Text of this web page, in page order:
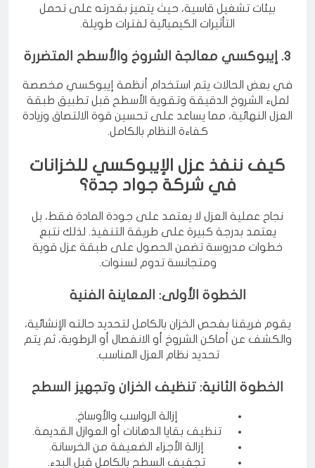
يستخدم في الخزانات التي تتعرض لمواد تنظيف قوية أو
بيئات تشغيل قاسية، حيث يتميز بقدرته على تحمل
في بعض الحالات يتم استخدام أنظمة إيبوكسي مخصصة
لملء الشروخ الدقيقة وتقوية الأسطح قبل تطبيق طبقة
العزل النهائية، مما يساعد على تحسين قوة الالتصاق وزيادة
كيف ننفذ عزل الإيبوكسي للخزانات
في شركة جواد جدة؟
نجاح عملية العزل لا يعتمد على جودة المادة فقط، بل
يعتمد بدرجة كبيرة على طريقة التنفيذ. لذلك نتبع
خطوات مدروسة تضمن الحصول على طبقة عزل قوية
يقوم فريقنا بفحص الخزان بالكامل لتحديد حالته الإنشائية،
والكشف عن أماكن الشروخ أو الانفصال أو الرطوبة، ثم يتم
إزالة الرواسب والأوساخ.
تنظيف بقايا الدهانات أو العوازل القديمة.
إزالة الأجزاء الضعيفة من الخرسانة.